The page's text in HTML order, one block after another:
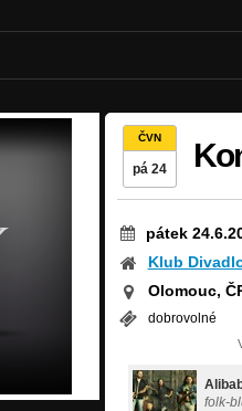
ČVN
pá 24
pátek
Klub
Olomouc,
dobrovolné
folk-